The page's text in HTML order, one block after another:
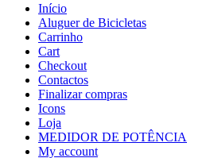
Início
Aluguer de Bicicletas
Carrinho
Cart
Checkout
Contactos
Finalizar compras
Icons
Loja
MEDIDOR DE POTÊNCIA
My account